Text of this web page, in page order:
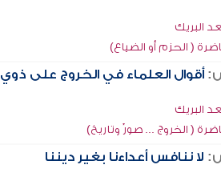
البريك
( الحزم أو الضياع)
أقوال العلماء في الخروج على ذوي
البريك
( الخروج ... صورٌ وتاريخ)
لا ننافس أعداءنا بغير ديننا